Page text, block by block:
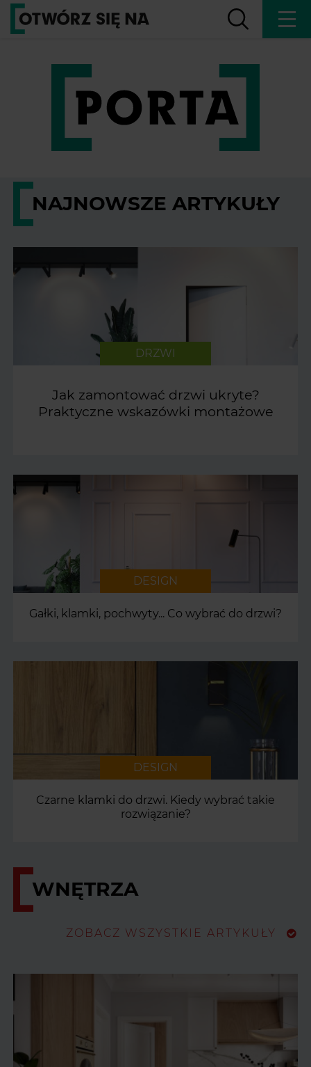
NAJNOWSZE ARTYKUŁY
DRZWI
Jak zamontować drzwi ukryte?
Praktyczne wskazówki montażowe
DESIGN
Gałki, klamki, pochwyty... Co wybrać do drzwi?
DESIGN
Czarne klamki do drzwi. Kiedy wybrać takie
rozwiązanie?
WNĘTRZA
ZOBACZ WSZYSTKIE ARTYKUŁY